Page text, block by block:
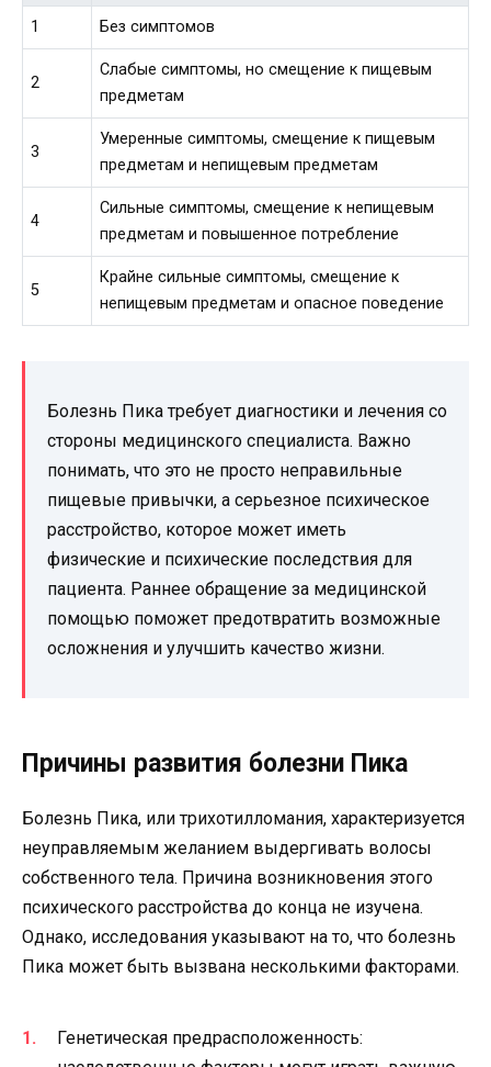
1 Без симптомов
2
Слабые симптомы, но смещение к пищевым
предметам
3
Умеренные симптомы, смещение к пищевым
предметам и непищевым предметам
4
Сильные симптомы, смещение к непищевым
предметам и повышенное потребление
5
Крайне сильные симптомы, смещение к
непищевым предметам и опасное поведение
Болезнь Пика требует диагностики и лечения со
стороны медицинского специалиста. Важно
понимать, что это не просто неправильные
пищевые привычки, а серьезное психическое
расстройство, которое может иметь
физические и психические последствия для
пациента. Раннее обращение за медицинской
помощью поможет предотвратить возможные
осложнения и улучшить качество жизни.
Причины развития болезни Пика
Болезнь Пика, или трихотилломания, характеризуется
неуправляемым желанием выдергивать волосы
собственного тела. Причина возникновения этого
психического расстройства до конца не изучена.
Однако, исследования указывают на то, что болезнь
Пика может быть вызвана несколькими факторами.
Генетическая предрасположенность: